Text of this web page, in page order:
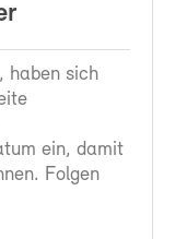
haben sich
ein, damit
Folgen